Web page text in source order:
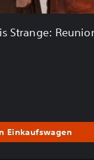
Strange:
Einkaufswagen